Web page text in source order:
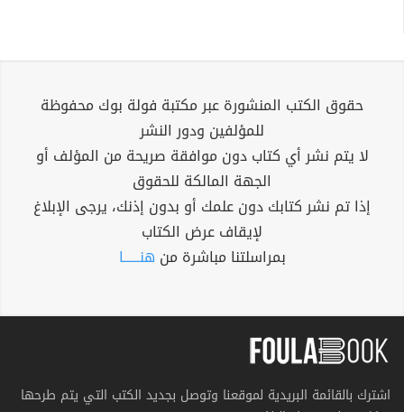
حقوق الكتب المنشورة عبر مكتبة فولة بوك محفوظة
للمؤلفين ودور النشر
لا يتم نشر أي كتاب دون موافقة صريحة من المؤلف أو
الجهة المالكة للحقوق
إذا تم نشر كتابك دون علمك أو بدون إذنك، يرجى الإبلاغ
لإيقاف عرض الكتاب
بمراسلتنا مباشرة من هنــــــا
اشترك بالقائمة البريدية لموقعنا وتوصل بجديد الكتب التي يتم طرحها